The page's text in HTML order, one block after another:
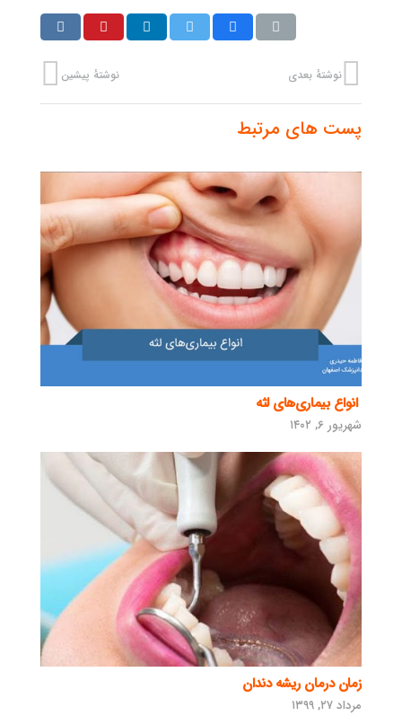
نوشتهٔ پیشین نوشتهٔ بعدی
پست های مرتبط
انواع بیماری‌های لثه
شهریور ۶, ۱۴۰۲
زمان درمان ریشه دندان
مرداد ۲۷, ۱۳۹۹